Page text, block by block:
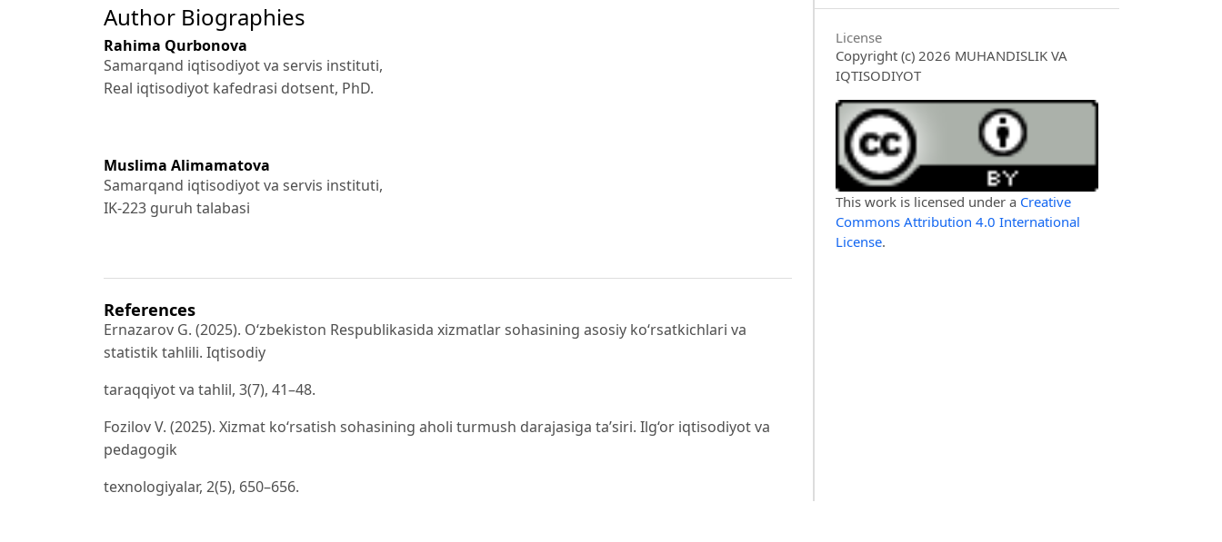
Author Biographies
Rahima Qurbonova
Samarqand iqtisodiyot va servis instituti,
Real iqtisodiyot kafedrasi dotsent, PhD.
Muslima Alimamatova
Samarqand iqtisodiyot va servis instituti,
IK-223 guruh talabasi
References
Ernazarov G. (2025). O‘zbekiston Respublikasida xizmatlar sohasining asosiy ko‘rsatkichlari va
statistik tahlili. Iqtisodiy
taraqqiyot va tahlil, 3(7), 41–48.
Fozilov V. (2025). Xizmat ko‘rsatish sohasining aholi turmush darajasiga ta’siri. Ilg‘or iqtisodiyot va
pedagogik
texnologiyalar, 2(5), 650–656.
License
Copyright (c) 2026 MUHANDISLIK VA
IQTISODIYOT
This work is licensed under a Creative
Commons Attribution 4.0 International
License.